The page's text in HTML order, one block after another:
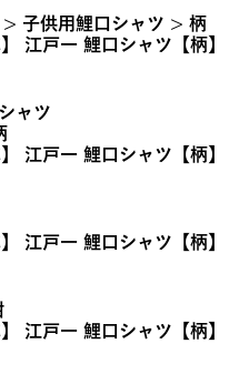
子供用鯉口シャツ
柄
江戸一 鯉口シャツ【柄】
ャツ
江戸一 鯉口シャツ【柄】
江戸一 鯉口シャツ【柄】
江戸一 鯉口シャツ【柄】